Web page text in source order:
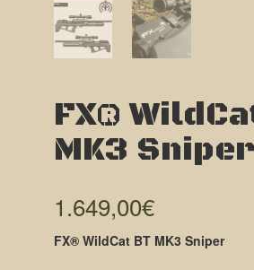
FX®
MK3 Sniper
1.649,00€
FX® WildCat BT MK3 Sniper